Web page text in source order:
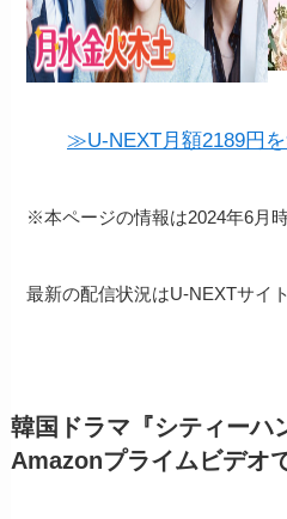
≫U-NEXT月額2189円
※本ページの情報は2024年6月
最新の配信状況はU-NEXTサイ
韓国ドラマ『シティーハ
Amazonプライムビデオ